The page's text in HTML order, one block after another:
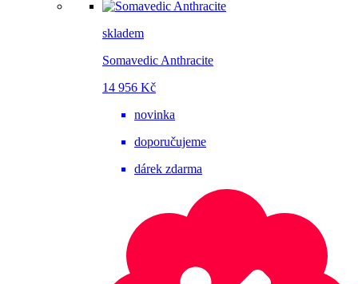
skladem
Somavedic Anthracite
14 956 Kč
novinka
doporučujeme
dárek zdarma